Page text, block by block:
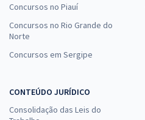
Concursos no Piauí
Concursos no Rio Grande do
Norte
Concursos em Sergipe
CONTEÚDO JURÍDICO
Consolidação das Leis do